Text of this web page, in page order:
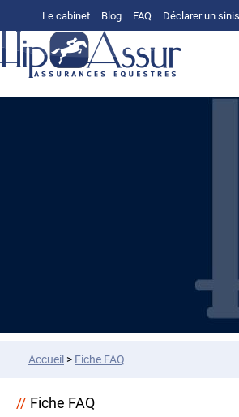
Le cabinet Blog FAQ Déclarer un
Accueil > Fiche FAQ
Fiche FAQ